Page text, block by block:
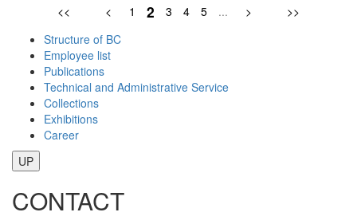
<< < 1 2 3 4 5 ... >
>>
Structure of BC
Employee list
Publications
Technical and Administrative Service
Collections
Exhibitions
Career
UP
CONTACT